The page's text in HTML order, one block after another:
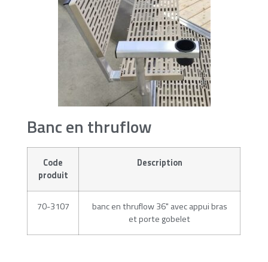
Banc en thruflow
Code
produit
Description
70-3107
banc en thruflow 36" avec appui bras
et porte gobelet